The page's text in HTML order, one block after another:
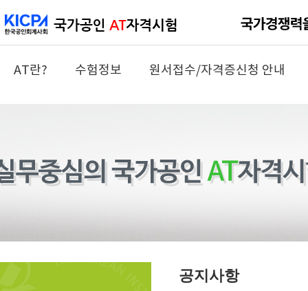
AT란? 수험정보 원서접수/자격증신청 안내
공지사항